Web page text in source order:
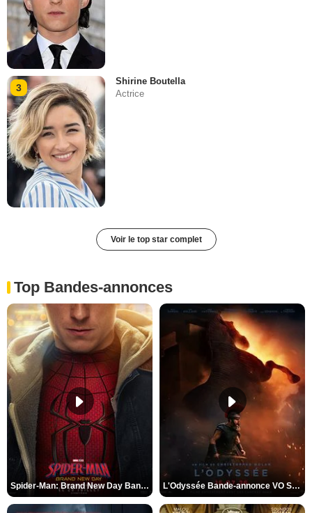
3
Shirine Boutella
Actrice
Voir le top star complet
Top Bandes-annonces
Spider-Man: Brand New Day Bande-annonce VO STFR L'Odyssée Bande-annonce VO STFR